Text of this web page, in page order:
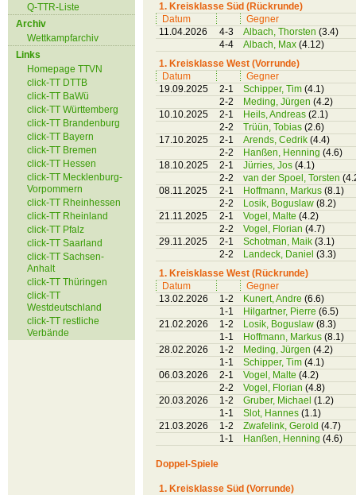
Q-TTR-Liste
Archiv
Wettkampfarchiv
Links
Homepage TTVN
click-TT DTTB
click-TT BaWü
click-TT Württemberg
click-TT Brandenburg
click-TT Bayern
click-TT Bremen
click-TT Hessen
click-TT Mecklenburg-
Vorpommern
click-TT Rheinhessen
click-TT Rheinland
click-TT Pfalz
click-TT Saarland
click-TT Sachsen-
Anhalt
click-TT Thüringen
click-TT
Westdeutschland
click-TT restliche
Verbände
1. Kreisklasse Süd (Rückrunde)
Datum
Gegner
11.04.2026
4-3 Albach, Thorsten (3.4)
4-4
Albach, Max (4.12)
1. Kreisklasse West (Vorrunde)
Datum
Gegner
19.09.2025
2-1 Schipper, Tim (4.1)
2-2
Meding, Jürgen (4.2)
10.10.2025
2-1 Heils, Andreas (2.1)
2-2
Trüün, Tobias (2.6)
17.10.2025
2-1 Arends, Cedrik (4.4)
2-2
Hanßen, Henning (4.6)
18.10.2025
2-1 Jürries, Jos (4.1)
2-2
van der Spoel, Torsten
08.11.2025
2-1 Hoffmann, Markus (8.1)
2-2
Losik, Boguslaw (8.2)
21.11.2025
2-1 Vogel, Malte (4.2)
2-2
Vogel, Florian (4.7)
29.11.2025
2-1 Schotman, Maik (3.1)
2-2
Landeck, Daniel (3.3)
1. Kreisklasse West (Rückrunde)
Datum
Gegner
13.02.2026
1-2 Kunert, Andre (6.6)
1-1
Hilgartner, Pierre (6.5)
21.02.2026
1-2 Losik, Boguslaw (8.3)
1-1
Hoffmann, Markus (8.1)
28.02.2026
1-2 Meding, Jürgen (4.2)
1-1
Schipper, Tim (4.1)
06.03.2026
2-1 Vogel, Malte (4.2)
2-2
Vogel, Florian (4.8)
20.03.2026
1-2 Gruber, Michael (1.2)
1-1
Slot, Hannes (1.1)
21.03.2026
1-2 Zwafelink, Gerold (4.7)
1-1
Hanßen, Henning (4.6)
Doppel-Spiele
1. Kreisklasse Süd (Vorrunde)